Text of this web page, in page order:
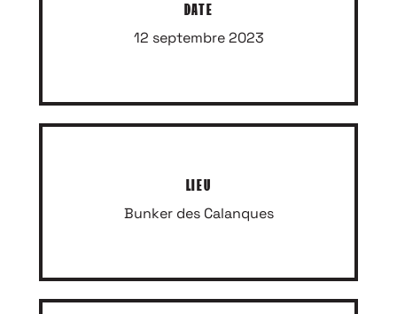
DATE
12 septembre 2023
LIEU
Bunker des Calanques